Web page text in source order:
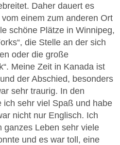
Daher dauert es
einem zum anderen Ort
schöne Plätze in Winnipeg,
die Stelle an der sich
oder die große
Meine Zeit in Kanada ist
der Abschied, besonders
sehr traurig. In den
ich sehr viel Spaß und habe
nicht nur Englisch. Ich
ganzes Leben sehr viele
und es war toll, eine